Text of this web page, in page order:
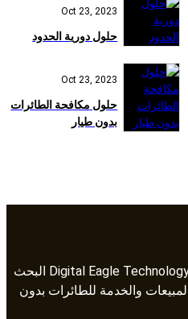
Oct 23, 2023
حلول دورية الحدود
Oct 23, 2023
حلول مكافحة الطائرات
بدون طيار
تشمل الأعمال الرئيسية لشركة Digital Eagle Technology البحث
والخدمة للطائرات بدون